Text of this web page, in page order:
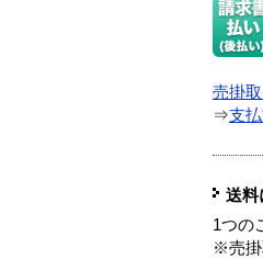
売掛
⇒支
送料
1つの
※売掛